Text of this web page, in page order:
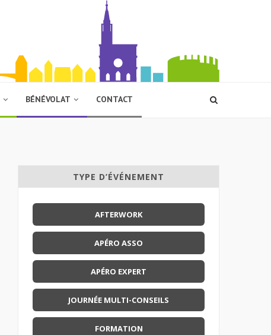
BÉNÉVOLAT CONTACT
TYPE D’ÉVÉNEMENT
AFTERWORK
APÉRO ASSO
APÉRO EXPERT
JOURNÉE MULTI-CONSEILS
FORMATION